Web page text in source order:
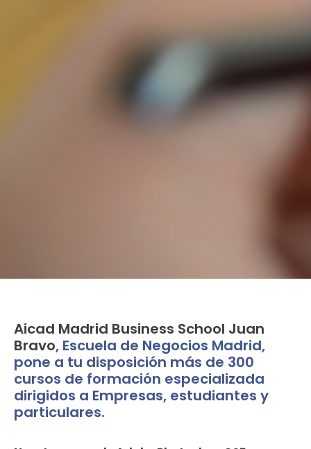
Aicad Madrid Business School Juan
Bravo, Escuela de Negocios Madrid,
pone a tu disposición más de 300
cursos de formación especializada
dirigidos a Empresas, estudiantes y
particulares.